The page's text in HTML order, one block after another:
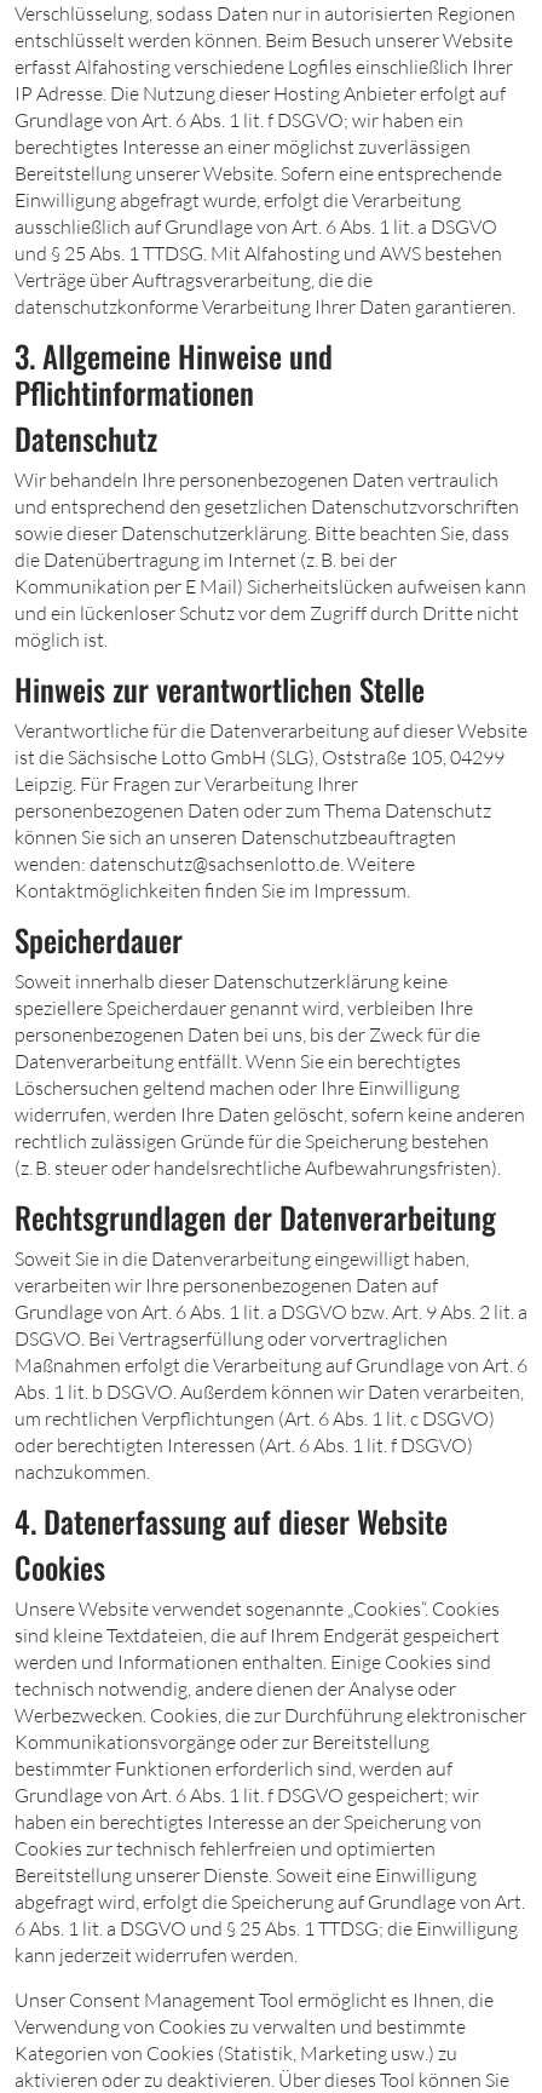
Verschlüsselung, sodass Daten nur in autorisierten Regionen
entschlüsselt werden können. Beim Besuch unserer Website
erfasst Alfahosting verschiedene Logfiles einschließlich Ihrer
IP Adresse. Die Nutzung dieser Hosting Anbieter erfolgt auf
Grundlage von Art. 6 Abs. 1 lit. f DSGVO; wir haben ein
berechtigtes Interesse an einer möglichst zuverlässigen
Bereitstellung unserer Website. Sofern eine entsprechende
Einwilligung abgefragt wurde, erfolgt die Verarbeitung
ausschließlich auf Grundlage von Art. 6 Abs. 1 lit. a DSGVO
und § 25 Abs. 1 TTDSG. Mit Alfahosting und AWS bestehen
Verträge über Auftragsverarbeitung, die die
datenschutzkonforme Verarbeitung Ihrer Daten garantieren.
3. Allgemeine Hinweise und
Pflichtinformationen
Datenschutz
Wir behandeln Ihre personenbezogenen Daten vertraulich
und entsprechend den gesetzlichen Datenschutzvorschriften
sowie dieser Datenschutzerklärung. Bitte beachten Sie, dass
die Datenübertragung im Internet (z. B. bei der
Kommunikation per E Mail) Sicherheitslücken aufweisen kann
und ein lückenloser Schutz vor dem Zugriff durch Dritte nicht
möglich ist.
Hinweis zur verantwortlichen Stelle
Verantwortliche für die Datenverarbeitung auf dieser Website
ist die Sächsische Lotto GmbH (SLG), Oststraße 105, 04299
Leipzig. Für Fragen zur Verarbeitung Ihrer
personenbezogenen Daten oder zum Thema Datenschutz
können Sie sich an unseren Datenschutzbeauftragten
wenden: datenschutz@sachsenlotto.de. Weitere
Kontaktmöglichkeiten finden Sie im Impressum.
Speicherdauer
Soweit innerhalb dieser Datenschutzerklärung keine
speziellere Speicherdauer genannt wird, verbleiben Ihre
personenbezogenen Daten bei uns, bis der Zweck für die
Datenverarbeitung entfällt. Wenn Sie ein berechtigtes
Löschersuchen geltend machen oder Ihre Einwilligung
widerrufen, werden Ihre Daten gelöscht, sofern keine anderen
rechtlich zulässigen Gründe für die Speicherung bestehen
(z. B. steuer oder handelsrechtliche Aufbewahrungsfristen).
Rechtsgrundlagen der Datenverarbeitung
Soweit Sie in die Datenverarbeitung eingewilligt haben,
verarbeiten wir Ihre personenbezogenen Daten auf
Grundlage von Art. 6 Abs. 1 lit. a DSGVO bzw. Art. 9 Abs. 2 lit. a
DSGVO. Bei Vertragserfüllung oder vorvertraglichen
Maßnahmen erfolgt die Verarbeitung auf Grundlage von Art. 6
Abs. 1 lit. b DSGVO. Außerdem können wir Daten verarbeiten,
um rechtlichen Verpflichtungen (Art. 6 Abs. 1 lit. c DSGVO)
oder berechtigten Interessen (Art. 6 Abs. 1 lit. f DSGVO)
nachzukommen.
4. Datenerfassung auf dieser Website
Cookies
Unsere Website verwendet sogenannte „Cookies“. Cookies
sind kleine Textdateien, die auf Ihrem Endgerät gespeichert
werden und Informationen enthalten. Einige Cookies sind
technisch notwendig, andere dienen der Analyse oder
Werbezwecken. Cookies, die zur Durchführung elektronischer
Kommunikationsvorgänge oder zur Bereitstellung
bestimmter Funktionen erforderlich sind, werden auf
Grundlage von Art. 6 Abs. 1 lit. f DSGVO gespeichert; wir
haben ein berechtigtes Interesse an der Speicherung von
Cookies zur technisch fehlerfreien und optimierten
Bereitstellung unserer Dienste. Soweit eine Einwilligung
abgefragt wird, erfolgt die Speicherung auf Grundlage von Art.
6 Abs. 1 lit. a DSGVO und § 25 Abs. 1 TTDSG; die Einwilligung
kann jederzeit widerrufen werden.
Unser Consent Management Tool ermöglicht es Ihnen, die
Verwendung von Cookies zu verwalten und bestimmte
Kategorien von Cookies (Statistik, Marketing usw.) zu
aktivieren oder zu deaktivieren. Über dieses Tool können Sie